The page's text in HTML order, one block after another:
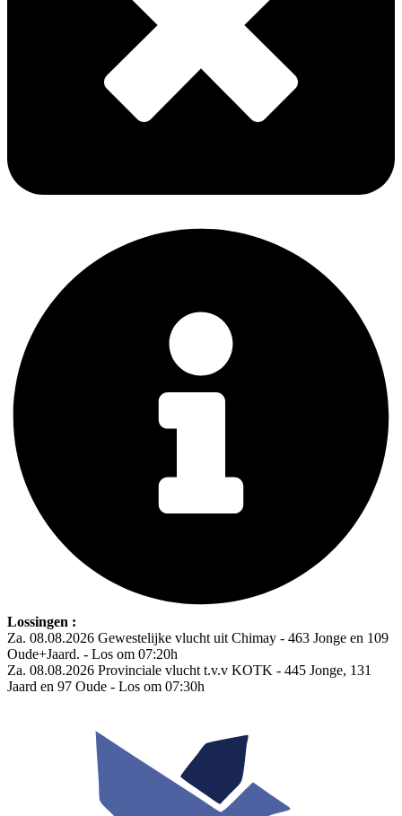
Lossingen :
Za. 08.08.2026 Gewestelijke vlucht uit Chimay - 463 Jonge en 109
Oude+Jaard. - Los om 07:20h
Za. 08.08.2026 Provinciale vlucht t.v.v KOTK - 445 Jonge, 131
Jaard en 97 Oude - Los om 07:30h